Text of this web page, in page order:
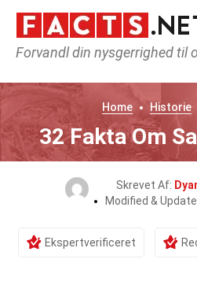
Forvandl din nysgerrighed til
Home Historie
32 Fakta Om
Skrevet Af:
Modified &
Ekspertverificeret